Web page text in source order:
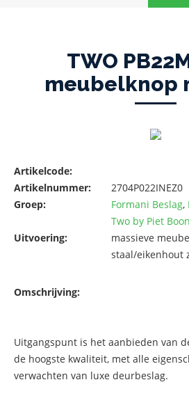
TWO
meubelknop
Artikelcode:
Artikelnummer:
2704P022INEZ0
Groep:
Formani Beslag,
Two by Piet Boon
Uitvoering:
massieve
staal/eikenhout
Omschrijving:
Uitgangspunt is het aanbieden van
de hoogste kwaliteit, met alle
verwachten van luxe deurbeslag.